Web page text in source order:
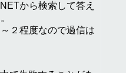
から検索して答え
２程度なので過信は